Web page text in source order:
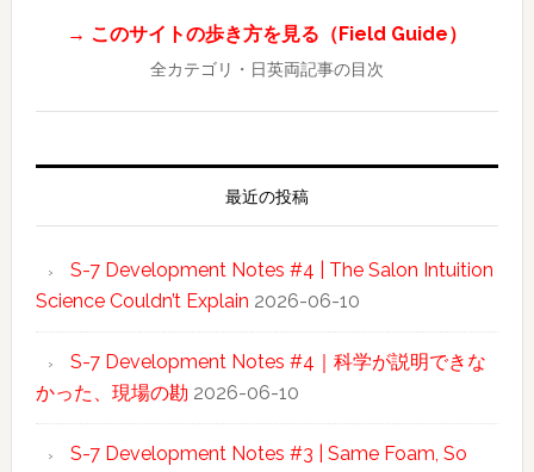
→ このサイトの歩き方を見る（Field Guide）
全カテゴリ・日英両記事の目次
最近の投稿
S-7 Development Notes #4 | The Salon Intuition
Science Couldn’t Explain 2026-06-10
S-7 Development Notes #4｜科学が説明できな
かった、現場の勘 2026-06-10
S-7 Development Notes #3 | Same Foam, So